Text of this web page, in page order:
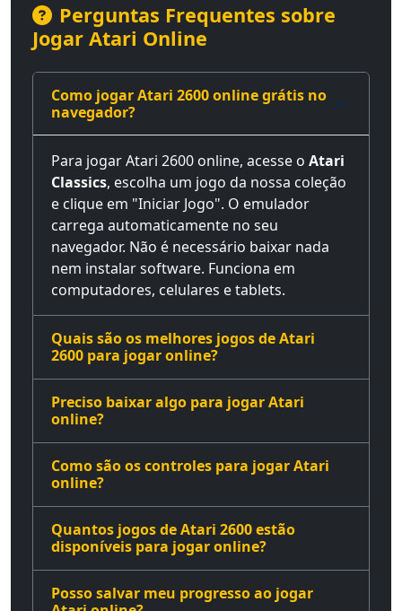
Perguntas Frequentes sobre
Jogar Atari Online
Como jogar Atari 2600 online grátis no
navegador?
Para jogar Atari 2600 online, acesse o Atari
Classics, escolha um jogo da nossa coleção
e clique em "Iniciar Jogo". O emulador
carrega automaticamente no seu
navegador. Não é necessário baixar nada
nem instalar software. Funciona em
computadores, celulares e tablets.
Quais são os melhores jogos de Atari
2600 para jogar online?
Preciso baixar algo para jogar Atari
online?
Como são os controles para jogar Atari
online?
Quantos jogos de Atari 2600 estão
disponíveis para jogar online?
Posso salvar meu progresso ao jogar